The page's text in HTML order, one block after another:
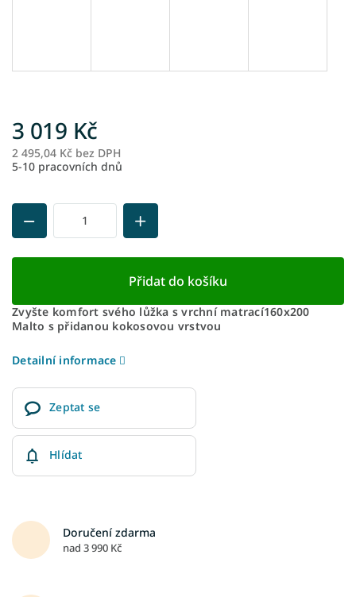
3 019 Kč
2 495,04 Kč bez DPH
5-10 pracovních dnů
Přidat do košíku
Zvyšte komfort svého lůžka s vrchní matrací160x200
Malto s přidanou kokosovou vrstvou
Detailní informace
Zeptat se
Hlídat
Doručení zdarma
nad 3 990 Kč